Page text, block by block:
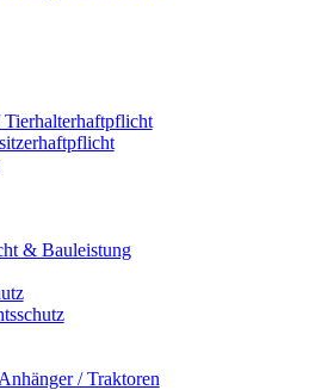
& Bauleistung
/ Traktoren